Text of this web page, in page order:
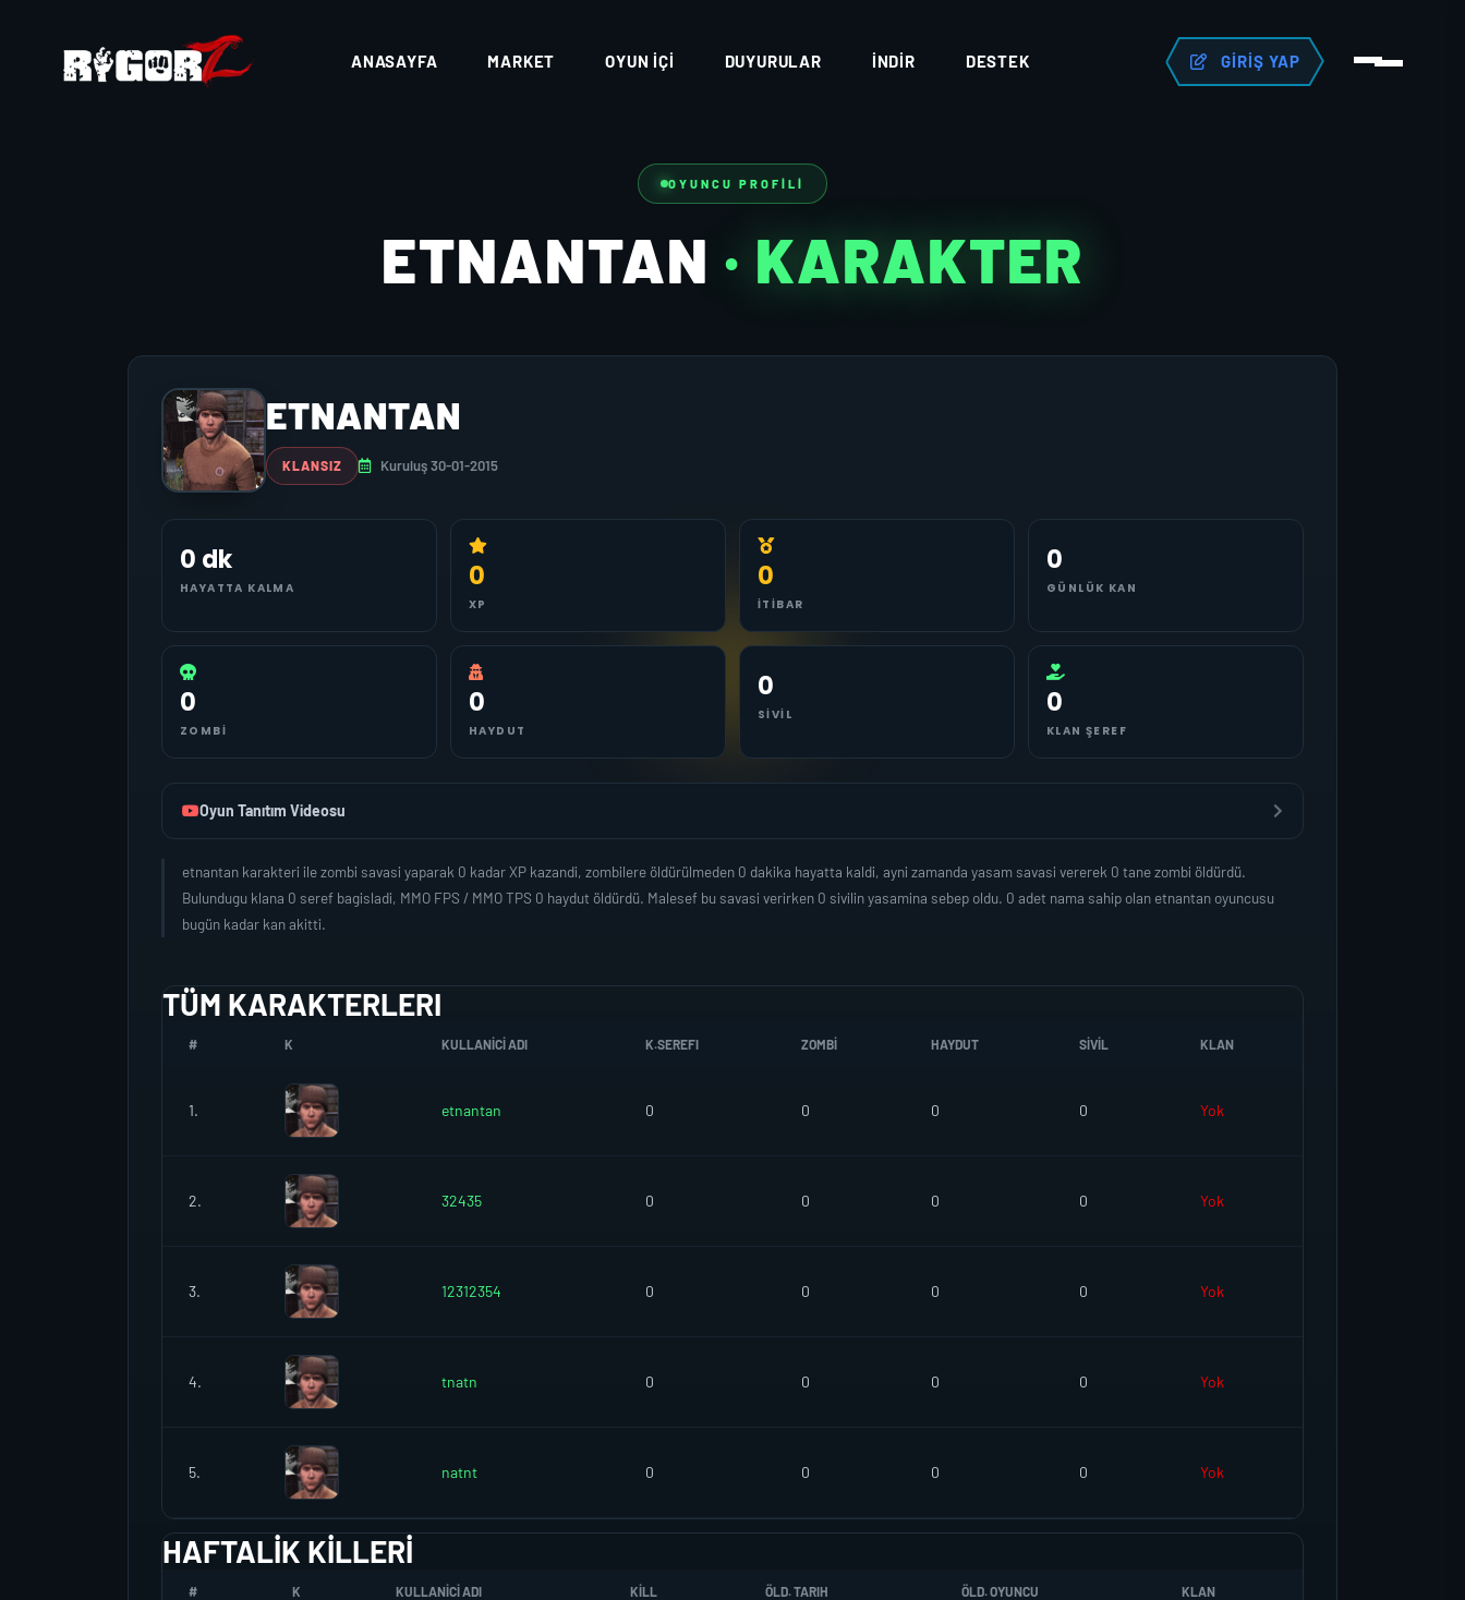
ANASAYFA MARKET OYUN İÇI DUYURULAR İNDIR DESTEK GIRIŞ YAP
OYUNCU PROFILI
ETNANTAN · KARAKTER
ETNANTAN
KLANSIZ Kuruluş 30-01-2015
0 dk
HAYATTA KALMA 0
XP
0
İTIBAR
0
GÜNLÜK KAN
0
ZOMBI
0
HAYDUT
0
SIVIL 0
KLAN ŞEREF
Oyun Tanıtım Videosu
etnantan karakteri ile zombi savasi yaparak 0 kadar XP kazandi, zombilere öldürülmeden 0 dakika hayatta kaldi, ayni zamanda yasam savasi vererek 0 tane zombi öldürdü.
Bulundugu klana 0 seref bagisladi, MMO FPS / MMO TPS 0 haydut öldürdü. Malesef bu savasi verirken 0 sivilin yasamina sebep oldu. 0 adet nama sahip olan etnantan oyuncusu
bugün kadar kan akitti.
TÜM KARAKTERLERI
# K KULLANICI ADI K.SEREFI ZOMBI HAYDUT SIVIL KLAN
1. etnantan 0 0 0 0 Yok
2. 32435 0 0 0 0 Yok
3. 12312354 0 0 0 0 Yok
4. tnatn 0 0 0 0 Yok
5. natnt 0 0 0 0 Yok
HAFTALIK KILLERI
# K KULLANICI ADI KILL ÖLD. TARIH ÖLD. OYUNCU KLAN